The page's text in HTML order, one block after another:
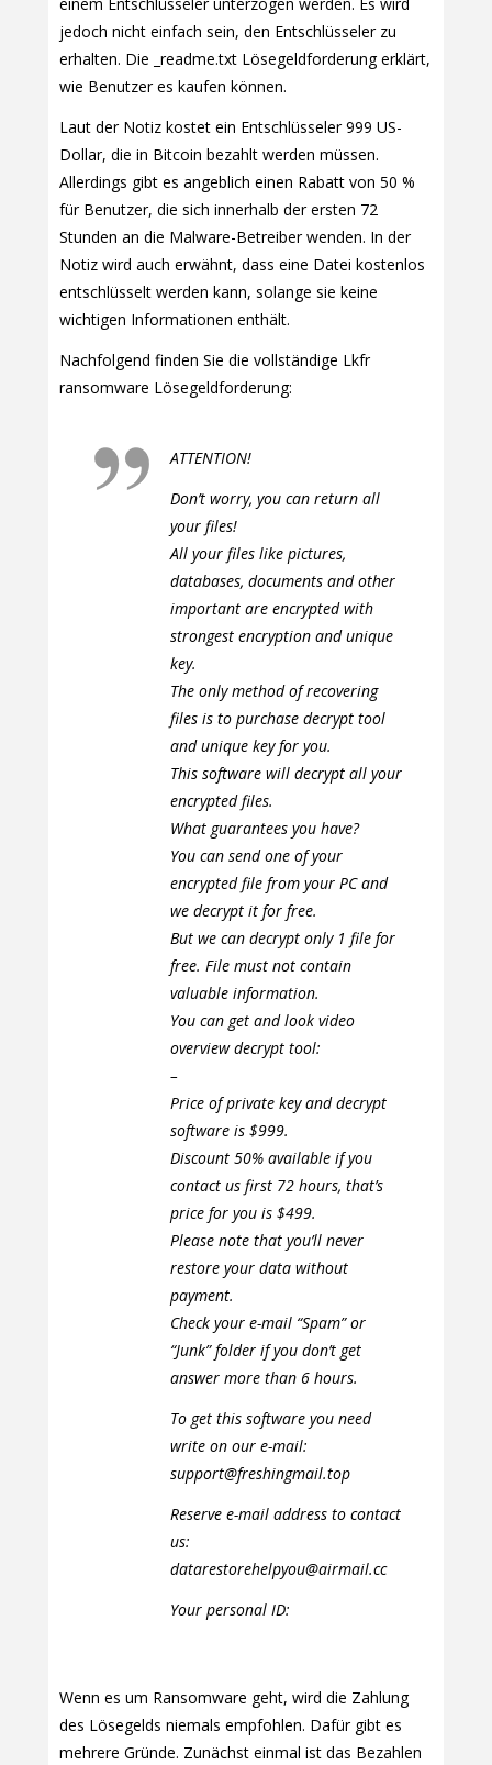
jedoch nicht einfach sein, den Entschlüsseler zu
erhalten. Die _readme.txt Lösegeldforderung erklärt,
wie Benutzer es kaufen können.
Laut der Notiz kostet ein Entschlüsseler 999 US-
Dollar, die in Bitcoin bezahlt werden müssen.
Allerdings gibt es angeblich einen Rabatt von 50 %
für Benutzer, die sich innerhalb der ersten 72
Stunden an die Malware-Betreiber wenden. In der
Notiz wird auch erwähnt, dass eine Datei kostenlos
entschlüsselt werden kann, solange sie keine
wichtigen Informationen enthält.
Nachfolgend finden Sie die vollständige Lkfr
ransomware Lösegeldforderung:
ATTENTION!
Don’t worry, you can return all
your files!
All your files like pictures,
databases, documents and other
important are encrypted with
strongest encryption and unique
key.
The only method of recovering
files is to purchase decrypt tool
and unique key for you.
This software will decrypt all your
encrypted files.
What guarantees you have?
You can send one of your
encrypted file from your PC and
we decrypt it for free.
But we can decrypt only 1 file for
free. File must not contain
valuable information.
You can get and look video
overview decrypt tool:
–
Price of private key and decrypt
software is $999.
Discount 50% available if you
contact us first 72 hours, that’s
price for you is $499.
Please note that you’ll never
restore your data without
payment.
Check your e-mail “Spam” or
“Junk” folder if you don’t get
answer more than 6 hours.
To get this software you need
write on our e-mail:
support@freshingmail.top
Reserve e-mail address to contact
us:
datarestorehelpyou@airmail.cc
Your personal ID:
Wenn es um Ransomware geht, wird die Zahlung
des Lösegelds niemals empfohlen. Dafür gibt es
mehrere Gründe. Zunächst einmal ist das Bezahlen